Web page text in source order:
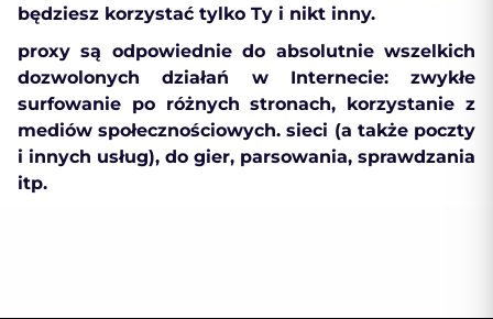
będziesz korzystać tylko Ty i nikt inny.
proxy są odpowiednie do absolutnie wszelkich
dozwolonych działań w Internecie: zwykłe
surfowanie po różnych stronach, korzystanie z
mediów społecznościowych. sieci (a także poczty
i innych usług), do gier, parsowania, sprawdzania
itp.